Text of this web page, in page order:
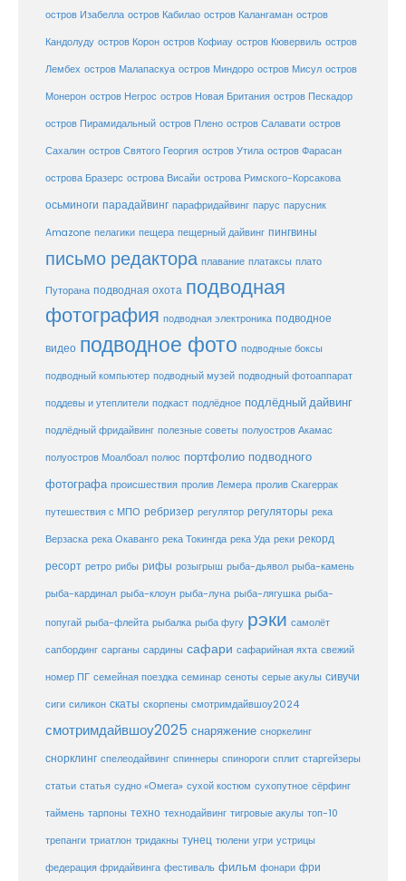
остров Изабелла остров Кабилао остров Калангаман остров
Кандолуду остров Корон остров Кофиау остров Кювервиль остров
Лембех остров Малапаскуа остров Миндоро остров Мисул остров
Монерон остров Негрос остров Новая Британия остров Пескадор
остров Пирамидальный остров Плено остров Салавати остров
Сахалин остров Святого Георгия остров Утила остров Фарасан
острова Бразерс острова Висайи острова Римского-Корсакова
осьминоги парадайвинг парафридайвинг парус парусник
Amazone пелагики пещера пещерный дайвинг пингвины
письмо редактора плавание платаксы плато
Путорана подводная охота подводная
фотография подводная электроника подводное
видео подводное фото подводные боксы
подводный компьютер подводный музей подводный фотоаппарат
поддевы и утеплители подкаст подлёдное подлёдный дайвинг
подлёдный фридайвинг полезные советы полуостров Акамас
полуостров Моалбоал полюс портфолио подводного
фотографа происшествия пролив Лемера пролив Скагеррак
путешествия с МПО ребризер регулятор регуляторы река
Верзаска река Окаванго река Токингда река Уда реки рекорд
ресорт ретро рибы рифы розыгрыш рыба-дьявол рыба-камень
рыба-кардинал рыба-клоун рыба-луна рыба-лягушка рыба-
попугай рыба-флейта рыбалка рыба фугу рэки самолёт
сапбординг сарганы сардины сафари сафарийная яхта свежий
номер ПГ семейная поездка семинар сеноты серые акулы сивучи
сиги силикон скаты скорпены смотримдайвшоу2024
смотримдайвшоу2025 снаряжение сноркелинг
снорклинг спелеодайвинг спиннеры спинороги сплит старгейзеры
статьи статья судно «Омега» сухой костюм сухопутное сёрфинг
таймень тарпоны техно технодайвинг тигровые акулы топ-10
трепанги триатлон тридакны тунец тюлени угри устрицы
федерация фридайвинга фестиваль фильм фонари фри